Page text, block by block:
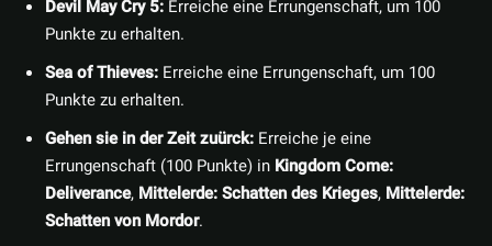
Devil May Cry 5: Erreiche eine Errungenschaft, um 100
Punkte zu erhalten.
Sea of Thieves: Erreiche eine Errungenschaft, um 100
Punkte zu erhalten.
Gehen sie in der Zeit zuürck: Erreiche je eine
Errungenschaft (100 Punkte) in Kingdom Come:
Deliverance, Mittelerde: Schatten des Krieges, Mittelerde:
Schatten von Mordor.